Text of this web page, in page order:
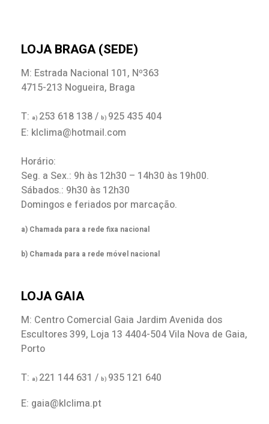
LOJA BRAGA (SEDE)
M: Estrada Nacional 101, Nº363
4715-213 Nogueira, Braga
T: a) 253 618 138 / b) 925 435 404
E: klclima@hotmail.com
Horário:
Seg. a Sex.: 9h às 12h30 – 14h30 às 19h00.
Sábados.: 9h30 às 12h30
Domingos e feriados por marcação.
a) Chamada para a rede fixa nacional
b) Chamada para a rede móvel nacional
LOJA GAIA
M: Centro Comercial Gaia Jardim Avenida dos
Escultores 399, Loja 13 4404-504 Vila Nova de Gaia,
Porto
T: a) 221 144 631 / b) 935 121 640
E: gaia@klclima.pt